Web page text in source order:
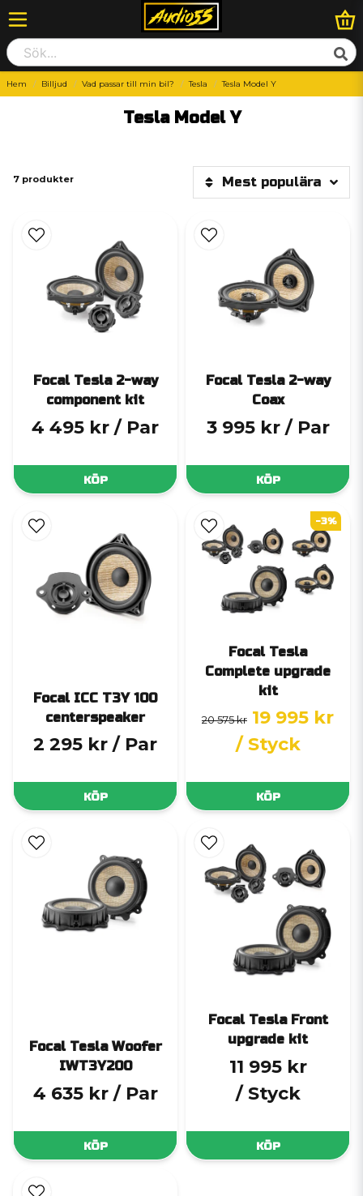
Hem Billjud Vad passar till min bil? Tesla Tesla Model Y
Tesla Model Y
7 produkter Mest populära
Focal Tesla 2-way
component kit
4 495 kr / Par
KÖP
Focal Tesla 2-way
Coax
3 995 kr / Par
KÖP
Focal ICC T3Y 100
centerspeaker
2 295 kr / Par
KÖP
Focal Tesla
Complete upgrade
kit
20 575 kr 19 995 kr
/ Styck
KÖP
-3%
Focal Tesla Woofer
IWT3Y200
4 635 kr / Par
KÖP
Focal Tesla Front
upgrade kit
11 995 kr
/ Styck
KÖP